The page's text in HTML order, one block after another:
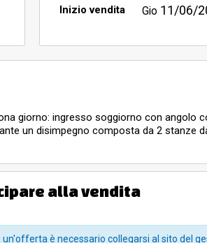
Inizio vendita Gio 11/06/
giorno: ingresso soggiorno con angolo
un disimpegno composta da 2 stanze
che dall’angolo cottura. Superficie interna
alla vendita
è necessario collegarsi al sito del